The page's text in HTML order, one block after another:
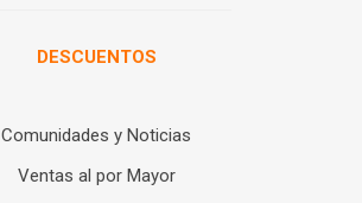
DESCUENTOS
Comunidades y Noticias
Ventas al por Mayor